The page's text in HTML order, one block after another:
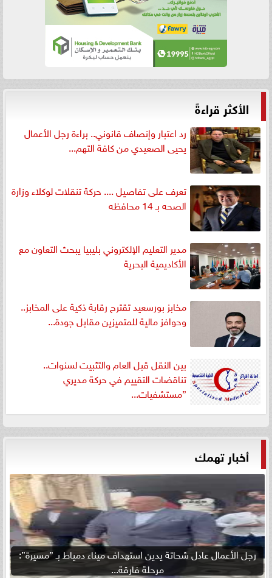
الأكثر قراءةً
رد اعتبار وإنصاف قانوني.. براءة رجل الأعمال
يحيى الصعيدي من كافة التهم...
تعرف على تفاصيل .... حركة تنقلات لوكلاء وزارة
الصحه بـ 14 محافظه
مدير التعليم الإلكتروني بليبيا يبحث التعاون مع
الأكاديمية البحرية
مخابز بورسعيد تقترح رقابة ذكية على المخابز..
وحوافز مالية للمتميزين مقابل جودة...
بين النقل قبل العام والتثبيت لسنوات..
تناقضات التقييم في حركة مديري
”مستشفيات...
أخبار تهمك
رجل الأعمال عادل شحاتة يدين استهداف ميناء دمياط بـ ”مسيرة”:
مرحلة فارقة...